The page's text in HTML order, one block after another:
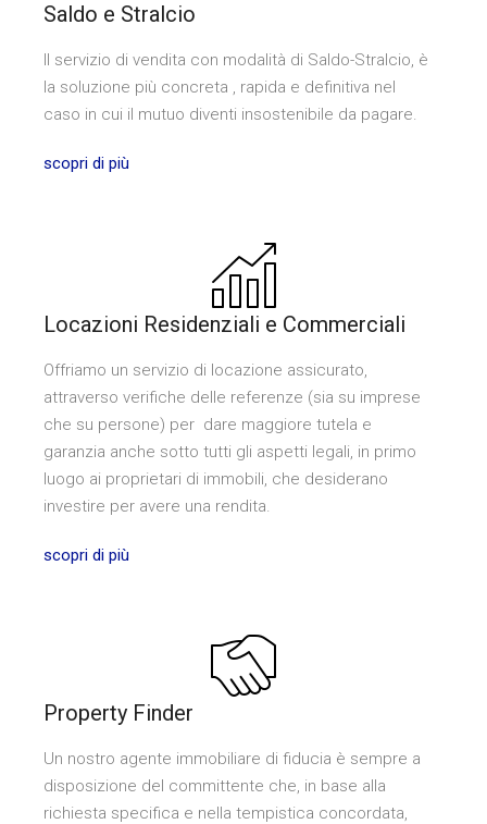
Saldo e Stralcio
Il servizio di vendita con modalità di Saldo-Stralcio, è
la soluzione più concreta , rapida e definitiva nel
caso in cui il mutuo diventi insostenibile da pagare.
scopri di più
Locazioni Residenziali e Commerciali
Offriamo un servizio di locazione assicurato,
attraverso verifiche delle referenze (sia su imprese
che su persone) per dare maggiore tutela e
garanzia anche sotto tutti gli aspetti legali, in primo
luogo ai proprietari di immobili, che desiderano
investire per avere una rendita.
scopri di più
Property Finder
Un nostro agente immobiliare di fiducia è sempre a
disposizione del committente che, in base alla
richiesta specifica e nella tempistica concordata,